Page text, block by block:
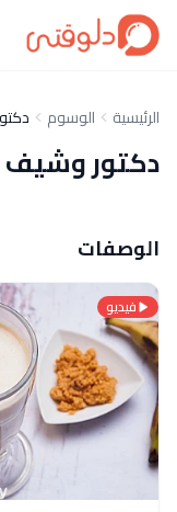
الرئيسية الوسوم
دكتور وشيف
الوصفات
فيديو